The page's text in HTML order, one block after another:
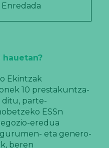
Enredada
Ekintzak
10 prestakuntza-
ditu, parte-
ESSn
eredua
eta genero-
beren